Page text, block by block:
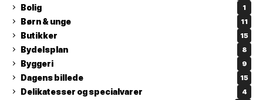
Bolig 1
Børn & unge 11
Butikker 15
Bydelsplan 8
Byggeri 9
Dagens billede 15
Delikatesser og specialvarer 4